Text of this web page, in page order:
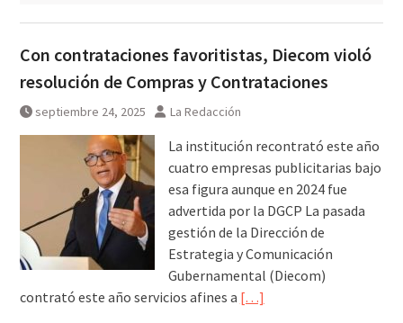
Con contrataciones favoritistas, Diecom violó
resolución de Compras y Contrataciones
septiembre 24, 2025 La Redacción
La institución recontrató este año
cuatro empresas publicitarias bajo
esa figura aunque en 2024 fue
advertida por la DGCP La pasada
gestión de la Dirección de
Estrategia y Comunicación
Gubernamental (Diecom)
contrató este año servicios afines a […]